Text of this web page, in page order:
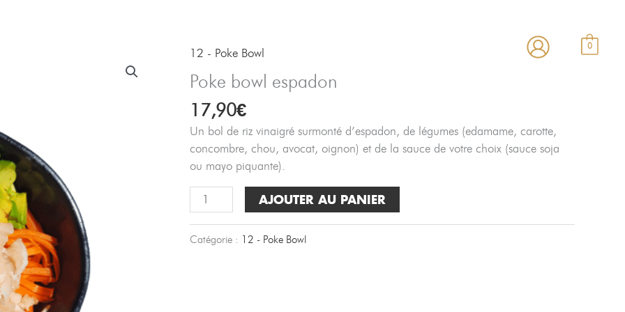
0
12 - Poke Bowl
Poke bowl espadon
17,90€
Un bol de riz vinaigré surmonté d’espadon, de légumes (edamame, carotte,
concombre, chou, avocat, oignon) et de la sauce de votre choix (sauce soja
ou mayo piquante).
quantité
de
Poke
bowl
AJOUTER AU PANIER
Catégorie : 12 - Poke Bowl